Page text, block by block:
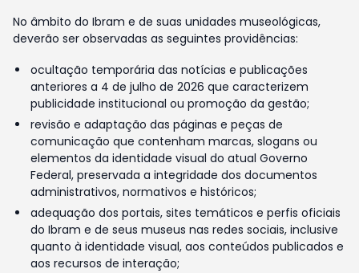
No âmbito do Ibram e de suas unidades museológicas,
deverão ser observadas as seguintes providências:
ocultação temporária das notícias e publicações
anteriores a 4 de julho de 2026 que caracterizem
publicidade institucional ou promoção da gestão;
revisão e adaptação das páginas e peças de
comunicação que contenham marcas, slogans ou
elementos da identidade visual do atual Governo
Federal, preservada a integridade dos documentos
administrativos, normativos e históricos;
adequação dos portais, sites temáticos e perfis oficiais
do Ibram e de seus museus nas redes sociais, inclusive
quanto à identidade visual, aos conteúdos publicados e
aos recursos de interação;